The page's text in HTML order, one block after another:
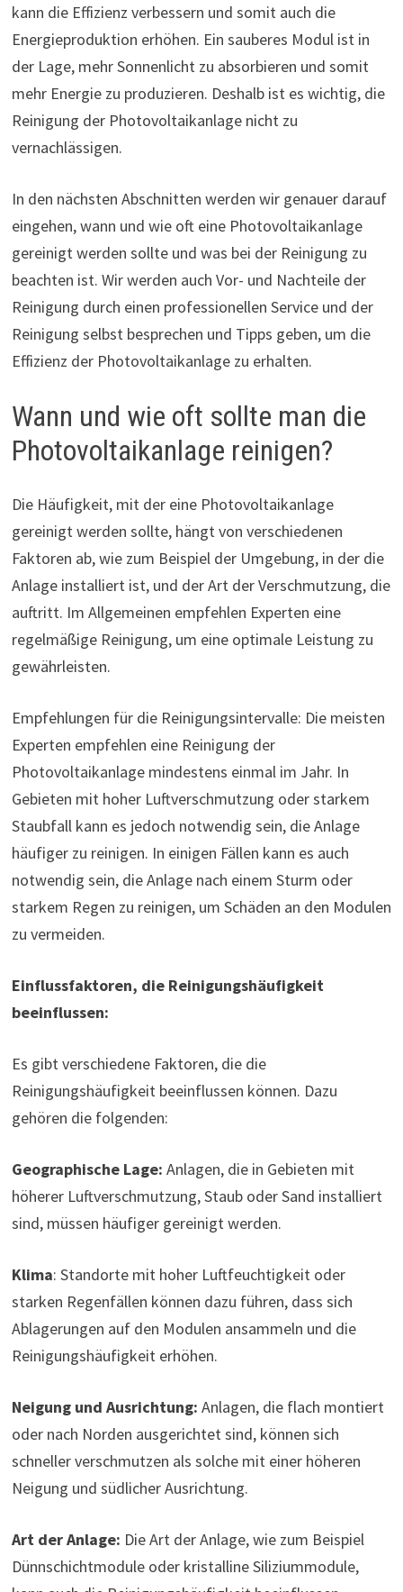
kann die Effizienz verbessern und somit auch die
Energieproduktion erhöhen. Ein sauberes Modul ist in
der Lage, mehr Sonnenlicht zu absorbieren und somit
mehr Energie zu produzieren. Deshalb ist es wichtig, die
Reinigung der Photovoltaikanlage nicht zu
vernachlässigen.
In den nächsten Abschnitten werden wir genauer darauf
eingehen, wann und wie oft eine Photovoltaikanlage
gereinigt werden sollte und was bei der Reinigung zu
beachten ist. Wir werden auch Vor- und Nachteile der
Reinigung durch einen professionellen Service und der
Reinigung selbst besprechen und Tipps geben, um die
Effizienz der Photovoltaikanlage zu erhalten.
Wann und wie oft sollte man die
Photovoltaikanlage reinigen?
Die Häufigkeit, mit der eine Photovoltaikanlage
gereinigt werden sollte, hängt von verschiedenen
Faktoren ab, wie zum Beispiel der Umgebung, in der die
Anlage installiert ist, und der Art der Verschmutzung, die
auftritt. Im Allgemeinen empfehlen Experten eine
regelmäßige Reinigung, um eine optimale Leistung zu
gewährleisten.
Empfehlungen für die Reinigungsintervalle: Die meisten
Experten empfehlen eine Reinigung der
Photovoltaikanlage mindestens einmal im Jahr. In
Gebieten mit hoher Luftverschmutzung oder starkem
Staubfall kann es jedoch notwendig sein, die Anlage
häufiger zu reinigen. In einigen Fällen kann es auch
notwendig sein, die Anlage nach einem Sturm oder
starkem Regen zu reinigen, um Schäden an den Modulen
zu vermeiden.
Einflussfaktoren, die Reinigungshäufigkeit
beeinflussen:
Es gibt verschiedene Faktoren, die die
Reinigungshäufigkeit beeinflussen können. Dazu
gehören die folgenden:
Geographische Lage: Anlagen, die in Gebieten mit
höherer Luftverschmutzung, Staub oder Sand installiert
sind, müssen häufiger gereinigt werden.
Klima: Standorte mit hoher Luftfeuchtigkeit oder
starken Regenfällen können dazu führen, dass sich
Ablagerungen auf den Modulen ansammeln und die
Reinigungshäufigkeit erhöhen.
Neigung und Ausrichtung: Anlagen, die flach montiert
oder nach Norden ausgerichtet sind, können sich
schneller verschmutzen als solche mit einer höheren
Neigung und südlicher Ausrichtung.
Art der Anlage: Die Art der Anlage, wie zum Beispiel
Dünnschichtmodule oder kristalline Siliziummodule,